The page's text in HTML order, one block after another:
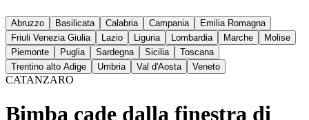
Abruzzo Basilicata Calabria Campania
Emilia Romagna
Friuli Venezia Giulia
Lazio Liguria Lombardia Marche
Molise
Piemonte
Puglia Sardegna Sicilia
Toscana
Trentino alto Adige
Umbria Val d'Aosta Veneto
CATANZARO
Bimba cade dalla finestra di